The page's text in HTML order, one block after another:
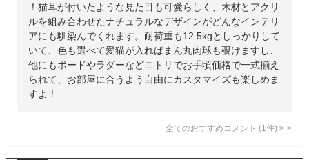
！猫耳が付いたような見た目も可愛らしく、木材とアクリ
ルを組み合わせたナチュラルなデザインがどんなインテリ
アにも馴染んでくれます。耐荷重も12.5kgとしっかりして
いて、色も選べて愛猫が入ればまん丸肉球も覗けますし、
他にもボードやラダーなどニトリでお手頃価格で一式揃え
られて、お部屋に合うよう自由にカスタマイズも楽しめま
すよ！
全てのおすすめコメント (1 件) >